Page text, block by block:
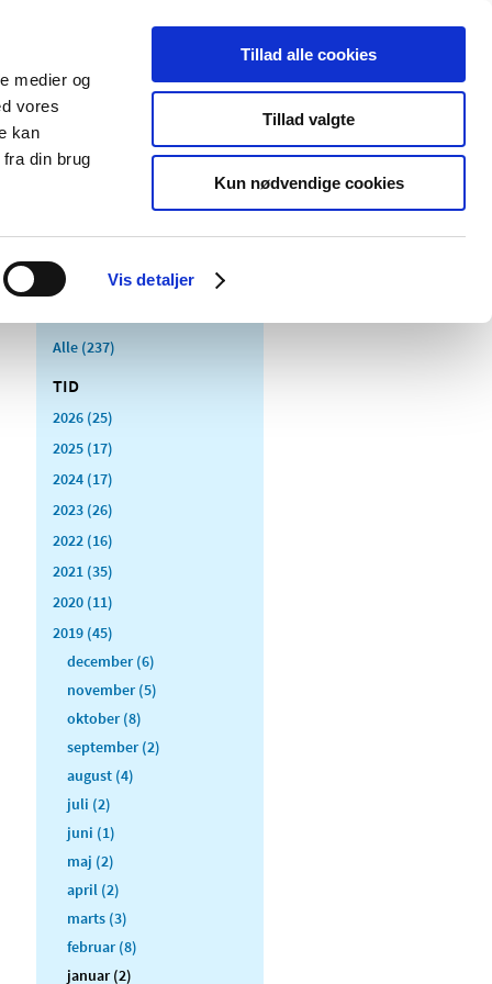
medier og
vores
kan
din brug
Vis detaljer
Tillad alle cookies
Tillad valgte
Kun nødvendige cookies
Særlige
produktområder
Alle (237)
TID
2026 (25)
2025 (17)
2024 (17)
2023 (26)
2022 (16)
2021 (35)
2020 (11)
2019 (45)
december (6)
november (5)
oktober (8)
september (2)
august (4)
juli (2)
juni (1)
maj (2)
april (2)
marts (3)
februar (8)
januar (2)